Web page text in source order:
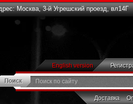
Москва, 3-й Угрешский проезд, вл14Г
English version
Доставка